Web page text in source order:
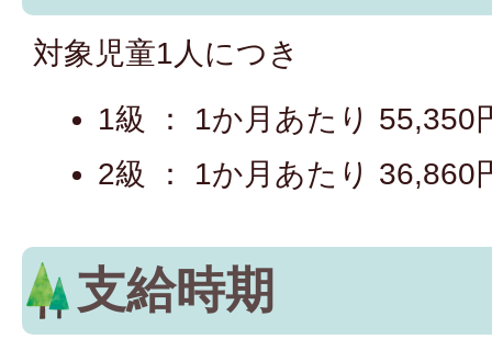
対象児童1人につき
1級 ： 1か月あたり 55,350
2級 ： 1か月あたり 36,860
支給時期